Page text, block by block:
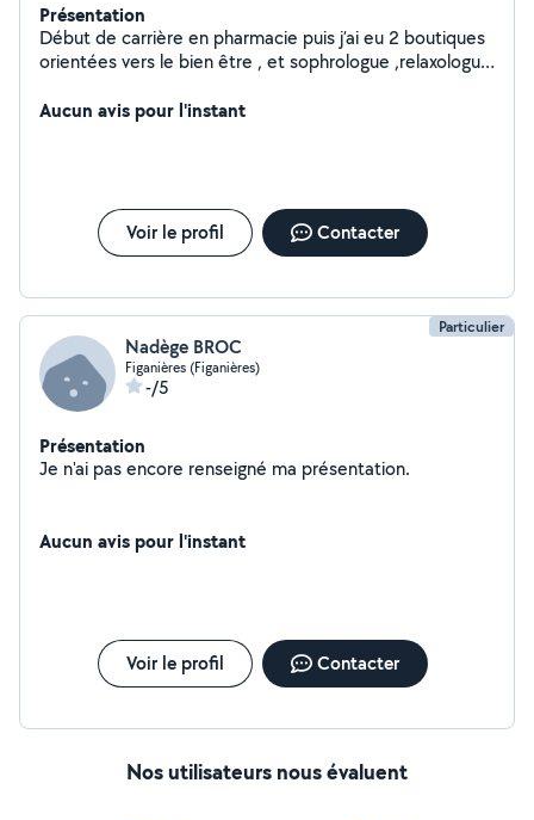
Présentation
Début de carrière en pharmacie puis j’ai eu 2 boutiques
orientées vers le bien être , et sophrologue ,relaxologue
Aucun avis pour l'instant
Voir le profil Contacter
Particulier
Nadège BROC
Figanières (Figanières)
-/5
Présentation
Je n'ai pas encore renseigné ma présentation.
Aucun avis pour l'instant
Voir le profil Contacter
Nos utilisateurs nous évaluent